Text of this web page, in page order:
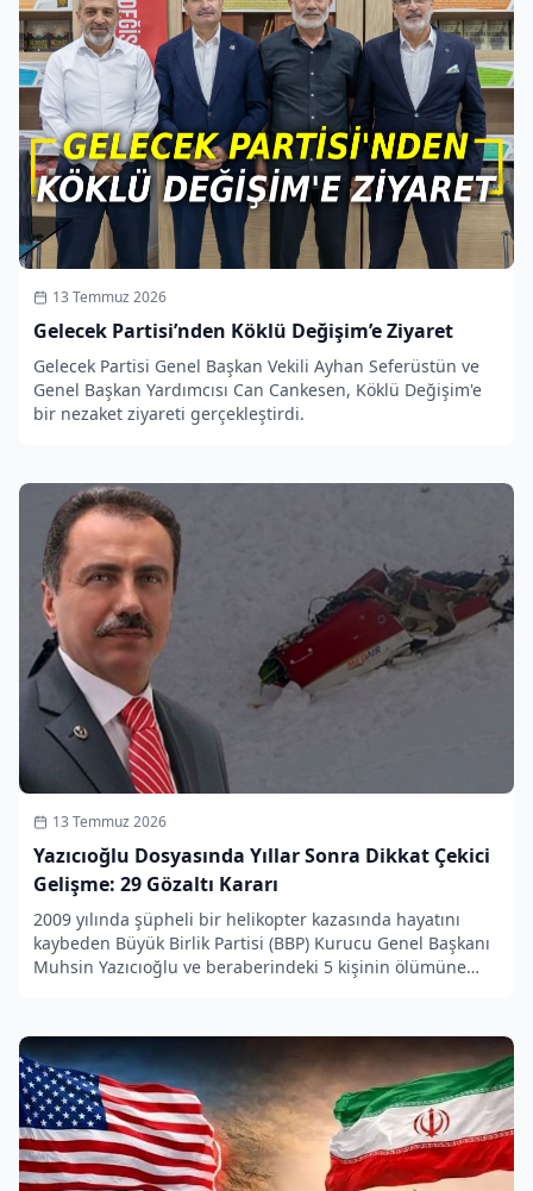
13 Temmuz 2026
Gelecek Partisi’nden Köklü Değişim’e Ziyaret
Gelecek Partisi Genel Başkan Vekili Ayhan Seferüstün ve
Genel Başkan Yardımcısı Can Cankesen, Köklü Değişim'e
bir nezaket ziyareti gerçekleştirdi.
13 Temmuz 2026
Yazıcıoğlu Dosyasında Yıllar Sonra Dikkat Çekici
Gelişme: 29 Gözaltı Kararı
2009 yılında şüpheli bir helikopter kazasında hayatını
kaybeden Büyük Birlik Partisi (BBP) Kurucu Genel Başkanı
Muhsin Yazıcıoğlu ve beraberindeki 5 kişinin ölümüne